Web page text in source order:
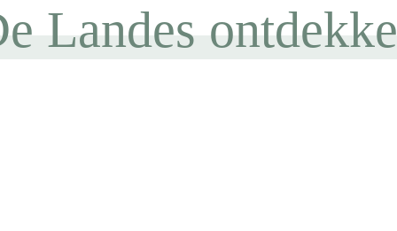
Landes